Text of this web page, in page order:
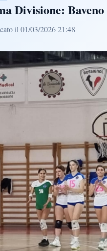
Divisione:
il 01/03/2026 21:48